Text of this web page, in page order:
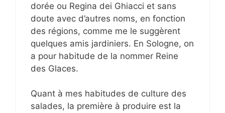
dorée ou Regina dei Ghiacci et sans
doute avec d’autres noms, en fonction
des régions, comme me le suggèrent
quelques amis jardiniers. En Sologne, on
a pour habitude de la nommer Reine
des Glaces.
Quant à mes habitudes de culture des
salades, la première à produire est la